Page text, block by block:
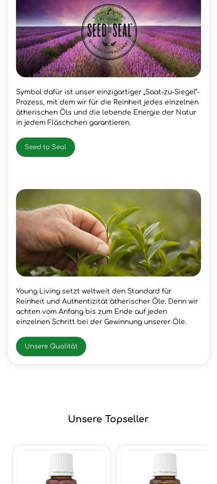
Symbol dafür ist unser einzigartiger „Saat-zu-Siegel“-
Prozess, mit dem wir für die Reinheit jedes einzelnen
ätherischen Öls und die lebende Energie der Natur
in jedem Fläschchen garantieren.
Seed to Seal
Young Living setzt weltweit den Standard für
Reinheit und Authentizität ätherischer Öle. Denn wir
achten vom Anfang bis zum Ende auf jeden
einzelnen Schritt bei der Gewinnung unserer Öle.
Unsere Qualität
Unsere Topseller